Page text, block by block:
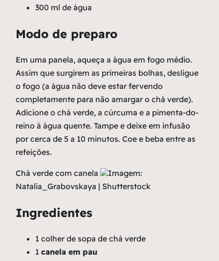
300 ml de água
Modo de preparo
Em uma panela, aqueça a água em fogo médio.
Assim que surgirem as primeiras bolhas, desligue
o fogo (a água não deve estar fervendo
completamente para não amargar o chá verde).
Adicione o chá verde, a cúrcuma e a pimenta-do-
reino à água quente. Tampe e deixe em infusão
por cerca de 5 a 10 minutos. Coe e beba entre as
refeições.
Chá verde com canela
Imagem:
Natalia_Grabovskaya | Shutterstock
Ingredientes
1 colher de sopa de chá verde
1 canela em pau